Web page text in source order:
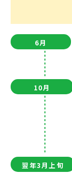
6月
10月
翌年3月上旬